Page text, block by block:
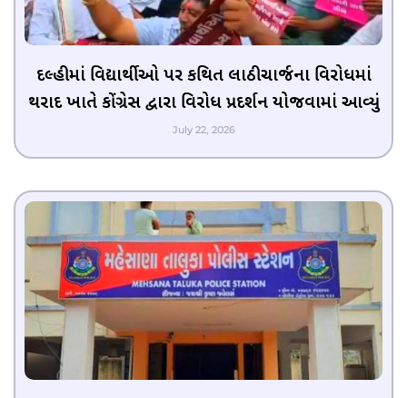
દિલ્હીમાં વિદ્યાર્થીઓ પર કથિત લાઠીચાર્જના વિરોધમાં
થરાદ ખાતે કોંગ્રેસ દ્વારા વિરોધ પ્રદર્શન યોજવામાં આવ્યું
July 22, 2026